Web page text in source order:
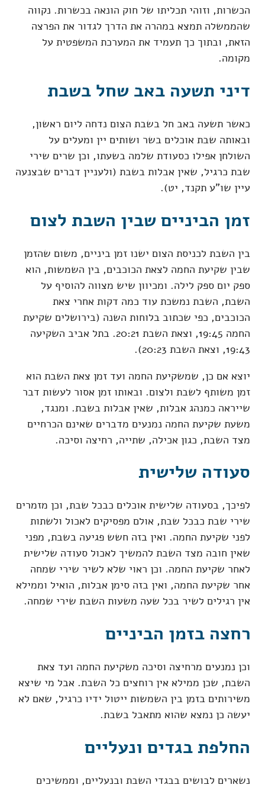
הכשרות, וזוהי תכליתו של חוק הונאה בכשרות. נקווה
שהממשלה תמצא במהרה את הדרך לגדור את הפרצה
הזאת, ובתוך כך תעמיד את המערכת המשפטית על
מקומה.
דיני תשעה באב שחל בשבת
כאשר תשעה באב חל בשבת הצום נדחה ליום ראשון,
ובאותה שבת אוכלים בשר ושותים יין ומעלים על
השולחן אפילו כסעודת שלמה בשעתו, וכן שרים שירי
שבת כרגיל, שאין אבלות בשבת (ולעניין דברים שבצנעה
עיין שו"ע תקנד, יט).
זמן הביניים שבין השבת לצום
בין השבת לכניסת הצום ישנו זמן ביניים, משום שהזמן
שבין שקיעת החמה לצאת הכוכבים, בין השמשות, הוא
ספק יום ספק לילה. ומכיוון שיש מצווה להוסיף על
השבת, השבת נמשכת עוד כמה דקות אחרי צאת
הכוכבים, כפי שכתוב בלוחות השנה (בירושלים שקיעת
החמה 19:45, וצאת השבת 20:21. בתל אביב השקיעה
19:43, וצאת השבת 20:23).
יוצא אם כן, שמשקיעת החמה ועד זמן צאת השבת הוא
זמן משותף לשבת ולצום. ובאותו זמן אסור לעשות דבר
שייראה כמנהג אבלות, שאין אבלות בשבת. ומנגד,
משעת שקיעת החמה נמנעים מדברים שאינם הכרחיים
מצד השבת, כגון אכילה, שתייה, רחיצה וסיכה.
סעודה שלישית
לפיכך, בסעודה שלישית אוכלים כבכל שבת, וכן מזמרים
שירי שבת כבכל שבת, אולם מפסיקים לאכול ולשתות
לפני שקיעת החמה. ואין בזה חשש פגיעה בשבת, מפני
שאין חובה מצד השבת להמשיך לאכול סעודה שלישית
לאחר שקיעת החמה. וכן ראוי שלא לשיר שירי שמחה
אחר שקיעת החמה, ואין בזה סימן אבלות, הואיל וממילא
אין רגילים לשיר בכל שעה משעות השבת שירי שמחה.
רחצה בזמן הביניים
וכן נמנעים מרחיצה וסיכה משקיעת החמה ועד צאת
השבת, שכן ממילא אין רוחצים כל השבת. אבל מי שיצא
משירותים בזמן בין השמשות ייטול ידיו כרגיל, שאם לא
יעשה כן נמצא שהוא מתאבל בשבת.
החלפת בגדים ונעליים
נשארים לבושים בבגדי השבת ובנעליים, וממשיכים